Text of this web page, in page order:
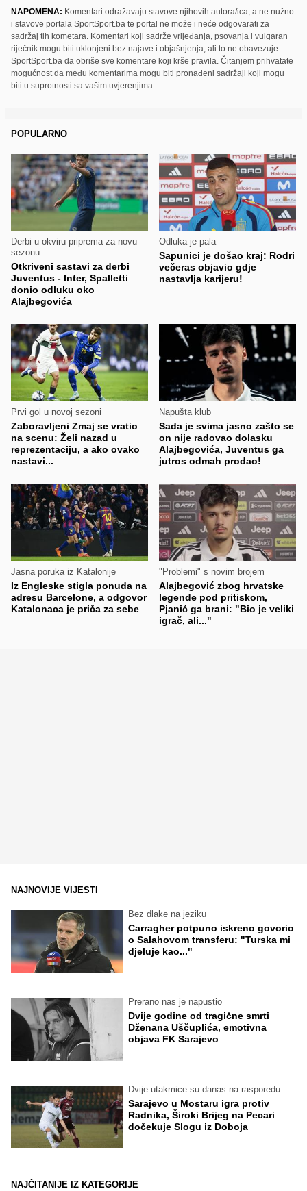
NAPOMENA: Komentari odražavaju stavove njihovih autora/ica, a ne nužno
i stavove portala SportSport.ba te portal ne može i neće odgovarati za
sadržaj tih kometara. Komentari koji sadrže vrijeđanja, psovanja i vulgaran
riječnik mogu biti uklonjeni bez najave i objašnjenja, ali to ne obavezuje
SportSport.ba da obriše sve komentare koji krše pravila. Čitanjem prihvatate
mogućnost da među komentarima mogu biti pronađeni sadržaji koji mogu
biti u suprotnosti sa vašim uvjerenjima.
POPULARNO
Derbi u okviru priprema za novu
sezonu
Otkriveni sastavi za derbi
Juventus - Inter, Spalletti
donio odluku oko
Alajbegovića
Odluka je pala
Sapunici je došao kraj: Rodri
večeras objavio gdje
nastavlja karijeru!
Prvi gol u novoj sezoni
Zaboravljeni Zmaj se vratio
na scenu: Želi nazad u
reprezentaciju, a ako ovako
nastavi...
Napušta klub
Sada je svima jasno zašto se
on nije radovao dolasku
Alajbegovića, Juventus ga
jutros odmah prodao!
Jasna poruka iz Katalonije
Iz Engleske stigla ponuda na
adresu Barcelone, a odgovor
Katalonaca je priča za sebe
"Problemi" s novim brojem
Alajbegović zbog hrvatske
legende pod pritiskom,
Pjanić ga brani: "Bio je veliki
igrač, ali..."
NAJNOVIJE VIJESTI
Bez dlake na jeziku
Carragher potpuno iskreno govorio
o Salahovom transferu: "Turska mi
djeluje kao..."
Prerano nas je napustio
Dvije godine od tragične smrti
Dženana Uščuplića, emotivna
objava FK Sarajevo
Dvije utakmice su danas na rasporedu
Sarajevo u Mostaru igra protiv
Radnika, Široki Brijeg na Pecari
dočekuje Slogu iz Doboja
NAJČITANIJE IZ KATEGORIJE